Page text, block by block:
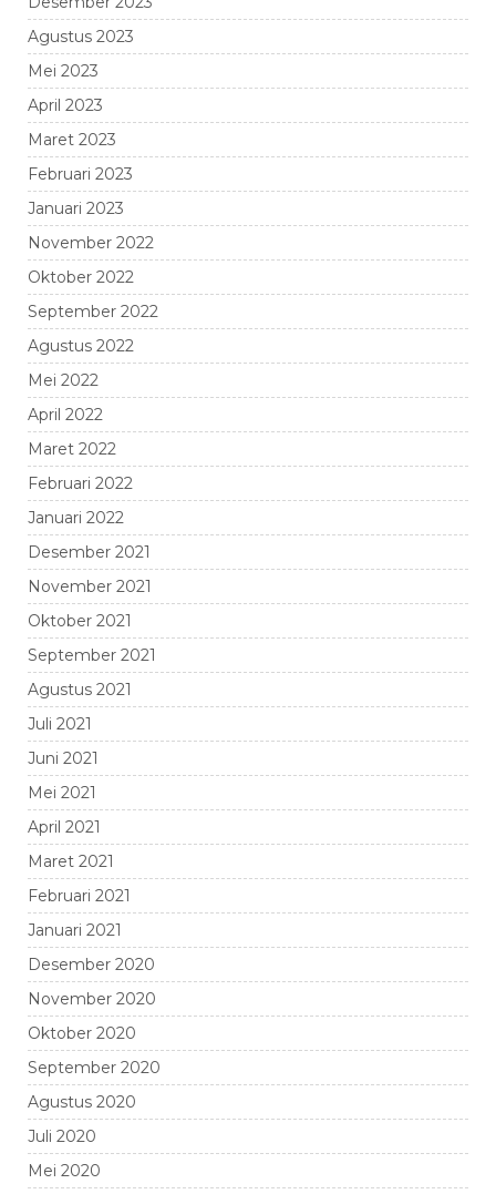
Agustus 2023
Mei 2023
April 2023
Maret 2023
Februari 2023
Januari 2023
November 2022
Oktober 2022
September 2022
Agustus 2022
Mei 2022
April 2022
Maret 2022
Februari 2022
Januari 2022
Desember 2021
November 2021
Oktober 2021
September 2021
Agustus 2021
Juli 2021
Juni 2021
Mei 2021
April 2021
Maret 2021
Februari 2021
Januari 2021
Desember 2020
November 2020
Oktober 2020
September 2020
Agustus 2020
Juli 2020
Mei 2020